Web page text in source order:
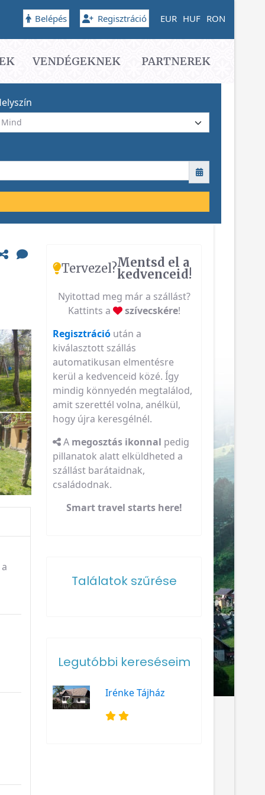
Belépés Regisztráció EUR HUF RON
VENDÉGEKNEK PARTNEREK
Tervezel?Mentsd el a
kedvenceid!
Nyitottad meg már a szállást?
Kattints a
szívecskére!
Regisztráció után a
kiválasztott szállás
automatikusan elmentésre
kerül a kedvenceid közé. Így
mindig könnyedén megtalálod,
amit szerettél volna, anélkül,
hogy újra keresgélnél.
A megosztás ikonnal pedig
pillanatok alatt elküldheted a
szállást barátaidnak,
családodnak.
Smart travel starts here!
Találatok szűrése
Legutóbbi kereséseim
Irénke Tájház